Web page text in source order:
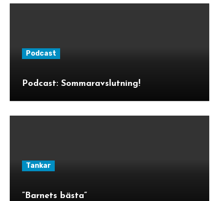
Podcast
Podcast: Sommaravslutning!
Tankar
”Barnets bästa”